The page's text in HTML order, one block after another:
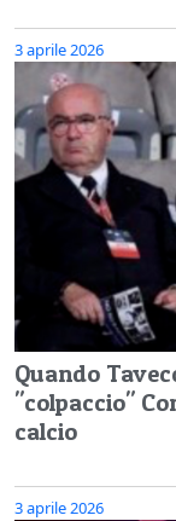
3 aprile 2026
Quando
"colpaccio"
calcio
3 aprile 2026